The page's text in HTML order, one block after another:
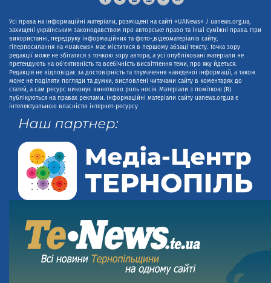
Усі права на інформаційні матеріали, розміщені на сайті «UANews» / uanews.org.ua,
захищені українським законодавством про авторське право та інші суміжні права. При
використанні, передруку інформаційних та фото-,відеоматеріалів сайту,
гіперпосилання на «UaNews» має міститися в першому абзаці тексту. Точка зору
редакції може не збігатися з точкою зору автора, а усі опубліковані матеріали не
претендують на об'єктивність та всебічність висвітлення теми, про яку йдеться.
Редакція не відповідає за достовірність та тлумачення наведеної інформації, а також
може не поділяти погляди та думки, висловлені читачами сайту в коментарях до
статей, а сам ресурс виконує винятково роль носія. Матеріали з поміткою (R)
публікуються на правах реклами. Інформаційні матеріали сайту uanews.org.ua є
інтелектуальною власністю інтернет-ресурсу